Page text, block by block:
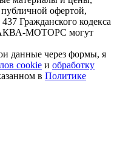
офертой,
Гражданского кодекса
АКВА-МОТОРС могут
данные через формы, я
cookie и обработку
в Политике